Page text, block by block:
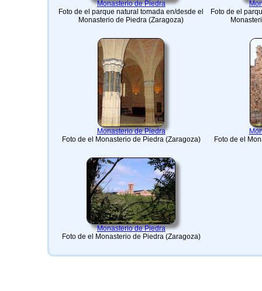
Monasterio de Piedra
Foto de el parque natural tomada en/desde el
Monasterio de Piedra (Zaragoza)
Foto de el
Monasterio de Piedra
Foto de el Monasterio de Piedra (Zaragoza)
Foto de el
Monasterio de Piedra
Foto de el Monasterio de Piedra (Zaragoza)